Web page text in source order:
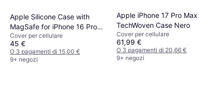
Apple Silicone Case with
MagSafe for iPhone 16 Pro
Black
Cover per cellulare
45 €
O 3 pagamenti di 15,00 €
9+ negozi
Apple iPhone 17 Pro Max
TechWoven Case Nero
Cover per cellulare
61,99 €
O 3 pagamenti di 20,66 €
9+ negozi